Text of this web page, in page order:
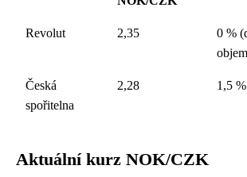
Revolut 2,35
0 %
Česká
spořitelna
2,28 1,5
Aktuální kurz NOK/CZK